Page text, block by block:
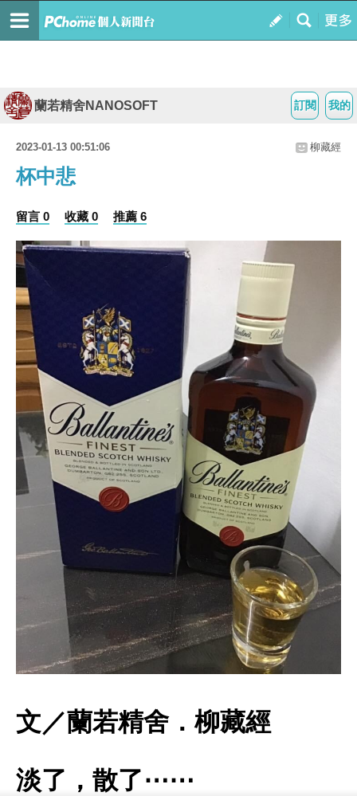
我的
訂閱
蘭若精舍NANOSOFT
2023-01-13 00:51:06 柳藏經
杯中悲
留言 0 收藏 0 推薦 6
文／蘭若精舍．柳藏經
淡了，散了⋯⋯